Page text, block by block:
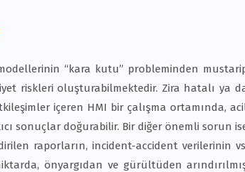
“kara kutu” probleminden
riskleri oluşturabilmektedir. Zira hatalı ya
içeren HMI bir çalışma ortamında,
sonuçlar doğurabilir. Bir diğer önemli sorun
raporların, incident-accident verilerinin
önyargıdan ve gürültüden